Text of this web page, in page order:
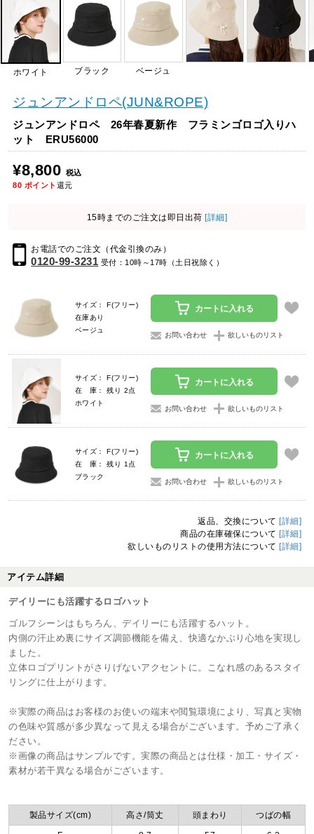
ホワイト ブラック ベージュ
ジュンアンドロペ(JUN&ROPE)
ジュンアンドロペ 26年春夏新作 フラミンゴロゴ入りハ
ット ERU56000
¥8,800 税込
80 ポイント 還元
15時までのご注文は即日出荷 [詳細]
お電話でのご注文（代金引換のみ）
0120-99-3231 受付：10時～17時（土日祝除く）
サイズ： F(フリー)
在庫あり
ベージュ
カートに入れる
お問い合わせ 欲しいものリスト
サイズ： F(フリー)
在 庫： 残り 2点
ホワイト
カートに入れる
お問い合わせ 欲しいものリスト
サイズ： F(フリー)
在 庫： 残り 1点
ブラック
カートに入れる
お問い合わせ 欲しいものリスト
返品、交換について [詳細]
商品の在庫確保について [詳細]
欲しいものリストの使用方法について [詳細]
アイテム詳細
デイリーにも活躍するロゴハット
ゴルフシーンはもちろん、デイリーにも活躍するハット。
内側の汗止め裏にサイズ調節機能を備え、快適なかぶり心地を実現し
ました。
立体ロゴプリントがさりげないアクセントに。こなれ感のあるスタイ
リングに仕上がります。
※実際の商品はお客様のお使いの端末や閲覧環境により、写真と実物
の色味や質感が多少異なって見える場合がございます。予めご了承く
ださい。
※画像の商品はサンプルです。実際の商品とは仕様・加工・サイズ・
素材が若干異なる場合がございます。
製品サイズ(cm) 高さ/筒丈 頭まわり つばの幅